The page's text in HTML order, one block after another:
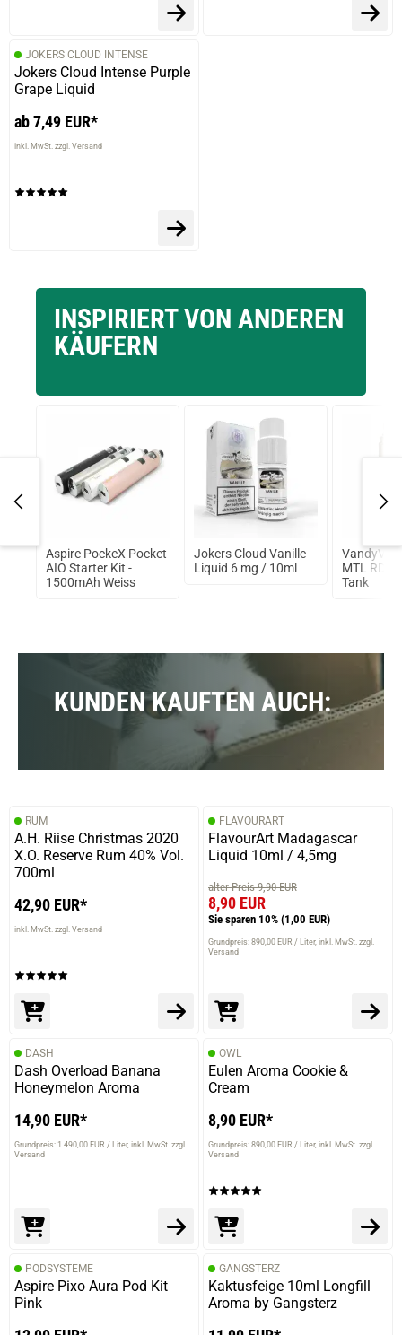
JOKERS CLOUD INTENSE
Jokers Cloud Intense Purple
Grape Liquid
ab 7,49 EUR*
inkl. MwSt. zzgl. Versand
INSPIRIERT VON ANDEREN
KÄUFERN
Aspire PockeX Pocket
AIO Starter Kit -
1500mAh Weiss
Jokers Cloud Vanille
Liquid 6 mg / 10ml
MTL RDA
Tank
KUNDEN KAUFTEN AUCH:
RUM
A.H. Riise Christmas 2020
X.O. Reserve Rum 40% Vol.
700ml
42,90 EUR*
inkl. MwSt. zzgl. Versand
FLAVOURART
FlavourArt Madagascar
Liquid 10ml / 4,5mg
alter Preis 9,90 EUR
8,90 EUR
Sie sparen 10% (1,00 EUR)
Grundpreis: 890,00 EUR / Liter inkl. MwSt. zzgl.
Versand
DASH
Dash Overload Banana
Honeymelon Aroma
14,90 EUR*
Grundpreis: 1.490,00 EUR / Liter inkl. MwSt. zzgl.
Versand
OWL
Eulen Aroma Cookie &
Cream
8,90 EUR*
Grundpreis: 890,00 EUR / Liter inkl. MwSt. zzgl.
Versand
PODSYSTEME
Aspire Pixo Aura Pod Kit
Pink
GANGSTERZ
Kaktusfeige 10ml Longfill
Aroma by Gangsterz